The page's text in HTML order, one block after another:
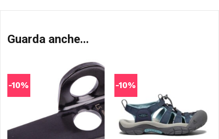
Guarda anche...
-10% -10%